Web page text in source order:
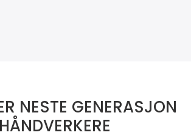
NESTE GENERASJON
HÅNDVERKERE